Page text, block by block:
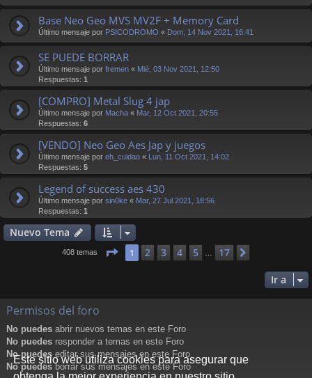
Este sitio web utiliza cookies para asegurar que
Base Neo Geo MVS MV2F + Memory Card
Último mensaje por PSICODROMO « Dom, 14 Nov 2021, 16:41
SE PUEDE BORRAR
Último mensaje por fremen « Mié, 03 Nov 2021, 12:50
Respuestas: 1
[COMPRO] Metal Slug 4 jap
Último mensaje por Macha « Mar, 12 Oct 2021, 20:55
Respuestas: 6
[VENDO] Neo Geo Aes Jap y juegos
Último mensaje por eh_cuidao « Lun, 11 Oct 2021, 14:02
Respuestas: 5
Legend of success aes 430
Último mensaje por sin0ke « Mar, 27 Jul 2021, 18:56
Respuestas: 1
Nuevo Tema
408 temas Página de 17
1 2 3 4 5 17
Ir a
Permisos del foro
No puedes abrir nuevos temas en este Foro
No puedes responder a temas en este Foro
No puedes editar sus mensajes en este Foro
No puedesborrar sus mensajes en este Foro